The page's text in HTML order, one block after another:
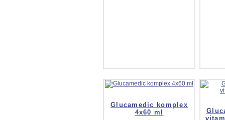
Glucamedic komplex
4x60 ml